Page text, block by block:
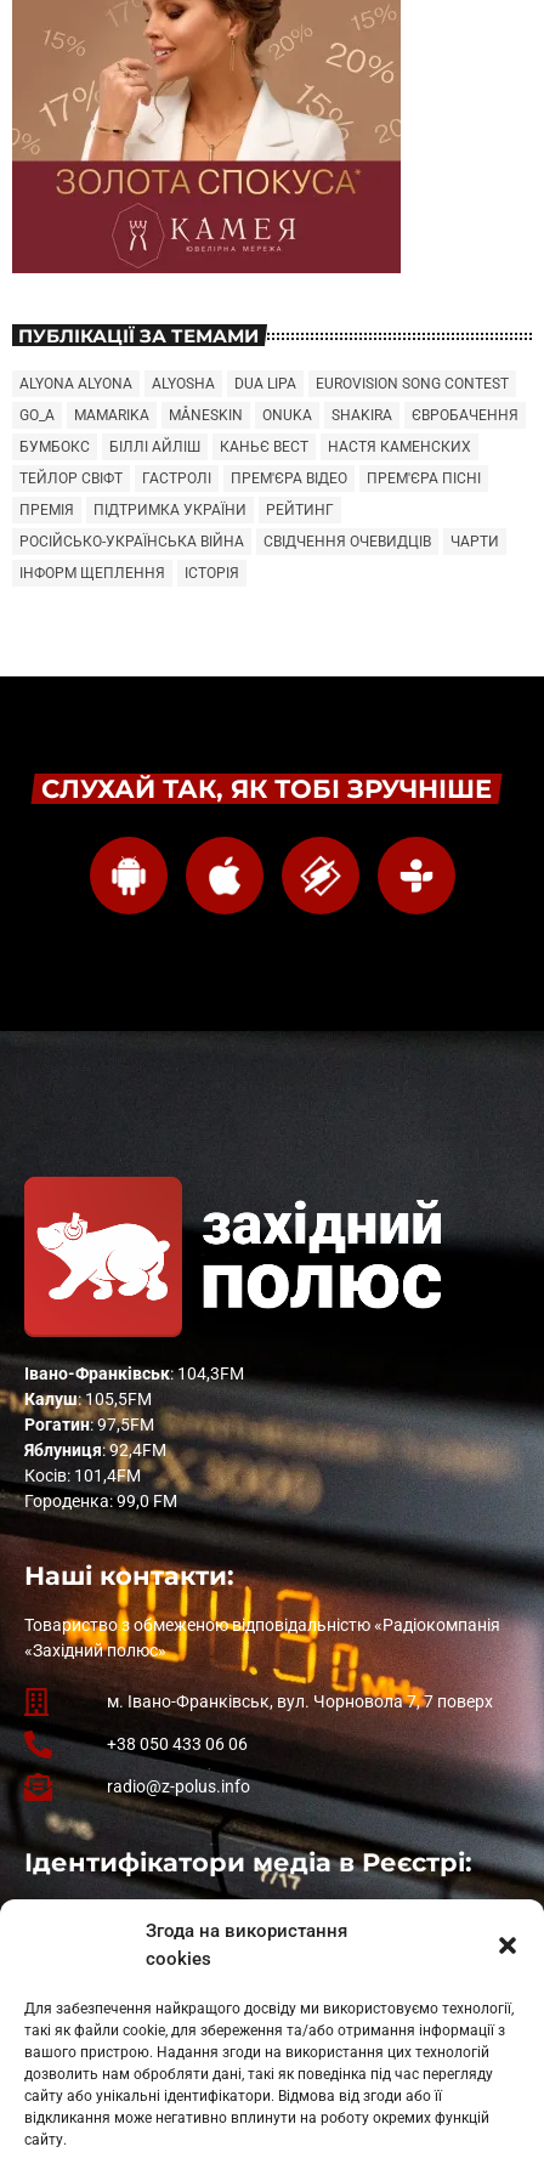
Згода на використання
cookies
Для забезпечення найкращого досвіду ми використовуємо технології,
такі як файли cookie, для збереження та/або отримання інформації з
вашого пристрою. Надання згоди на використання цих технологій
дозволить нам обробляти дані, такі як поведінка під час перегляду
сайту або унікальні ідентифікатори. Відмова від згоди або її
відкликання може негативно вплинути на роботу окремих функцій
сайту.
ПУБЛІКАЦІЇ ЗА ТЕМАМИ
ALYONA ALYONA ALYOSHA DUA LIPA
EUROVISION SONG CONTEST
GO_A
MAMARIKA MÅNESKIN ONUKA SHAKIRA
ЄВРОБАЧЕННЯ
БУМБОКС
БІЛЛІ АЙЛІШ КАНЬЄ ВЕСТ
НАСТЯ КАМЕНСКИХ
ТЕЙЛОР СВІФТ
ГАСТРОЛІ ПРЕМ'ЄРА ВІДЕО
ПРЕМ'ЄРА ПІСНІ
ПРЕМІЯ
ПІДТРИМКА УКРАЇНИ
РЕЙТИНГ
РОСІЙСЬКО-УКРАЇНСЬКА ВІЙНА
СВІДЧЕННЯ ОЧЕВИДЦІВ
ЧАРТИ
ІНФОРМ ЩЕПЛЕННЯ
ІСТОРІЯ
СЛУХАЙ ТАК, ЯК ТОБІ ЗРУЧНІШЕ
Івано-Франківськ: 104,3FM
Калуш: 105,5FM
Рогатин: 97,5FM
Яблуниця: 92,4FM
Косів: 101,4FM
Городенка: 99,0 FM
Наші контакти:
Товариство з обмеженою відповідальністю «Радіокомпанія
«Західний полюс»
м. Івано-Франківськ, вул. Чорновола 7, 7 поверх
+38 050 433 06 06
radio@z-polus.info
Ідентифікатори медіа в Реєстрі:
: L11-01410
: L11-01801
Косів: L11-01805
Гарасимів: L11-02274